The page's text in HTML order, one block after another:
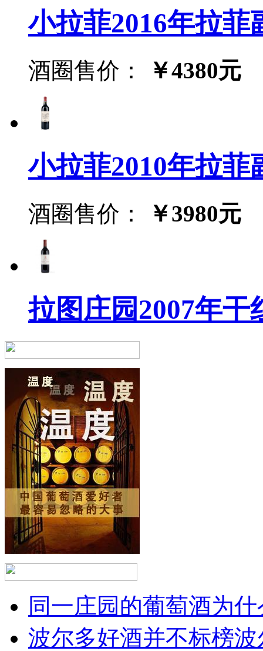
小拉菲2016年拉
酒圈售价： ￥4380元
小拉菲2010年拉
酒圈售价： ￥3980元
拉图庄园2007年干
同一庄园的葡萄酒为
波尔多好酒并不标榜